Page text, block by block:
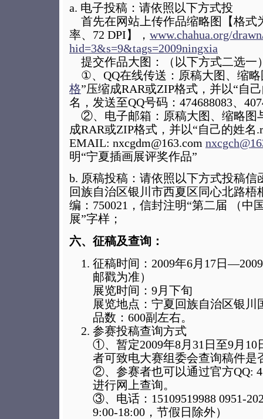
a. 电子投稿：请依照以下方式投
首先在网站上传作品缩略图【格式
率、72 DPI】， www.chahua.org/
hid=3&s=9&tags=2009ningxia
提交作品大图：（以下方式二选一
①、QQ在线传送：原稿大图、缩略
格”压缩成RAR或ZIP格式，并以“自
名，发送至QQ号码：474688083、
②、电子邮箱：原稿大图、缩略图
成RAR或ZIP格式，并以“自己的姓名
EMAIL: nxcgdm@163.com
明“宁夏插画展评奖作品”
b. 原稿投稿：请依照以下方式投稿信
回族自治区银川市西夏区同心北路
编：750021，信封注明“第二届 （中
展”字样；
六、征稿及查询：
征稿时间：2009年6月17日
邮戳为准）
展览时间：9月下旬
展览地点：宁夏回族自治区银
品数：600副左右。
参赛投稿查询方式
①、暂定2009年8月31日至9月10
者可致电大赛组委会查询稿件是
②、参赛者也可以通过官方QQ:
进行网上查询。
③、电话：15109519988 0951-
9:00-18:00，节假日除外）